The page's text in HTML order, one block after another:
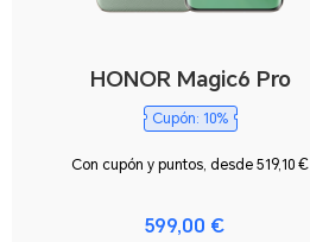
HONOR Magic6 Pro
Cupón: 10%
Con cupón y puntos, desde 519,10 €
599,00 €